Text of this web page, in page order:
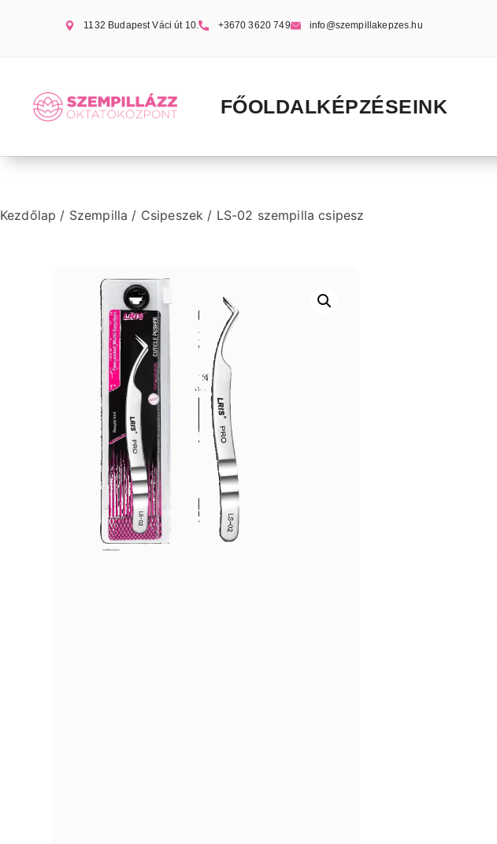
1132 Budapest Váci út 10. +3670 3620 749 info@szempillakepzes.hu
FŐOLDALKÉPZÉSEINK
Kezdőlap / Szempilla / Csipeszek / LS-02 szempilla csipesz